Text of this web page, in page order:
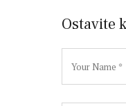
Ostavite